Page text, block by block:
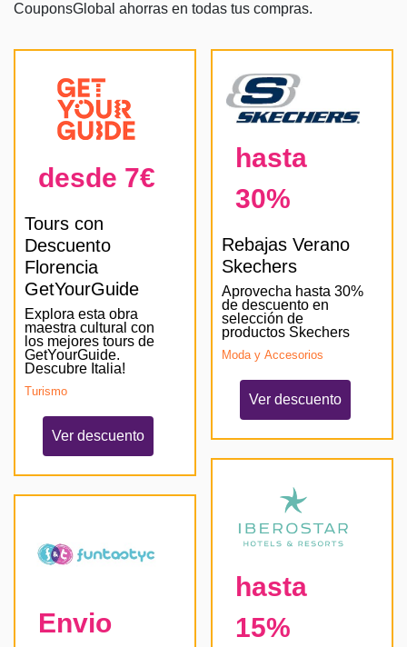
CouponsGlobal ahorras en todas tus compras.
desde 7€
Tours con
Descuento
Florencia
GetYourGuide
Explora esta obra
maestra cultural con
los mejores tours de
GetYourGuide.
Descubre Italia!
Turismo
Ver descuento
Envio
hasta
30%
Rebajas Verano
Skechers
Aprovecha hasta 30%
de descuento en
selección de
productos Skechers
Moda y Accesorios
Ver descuento
hasta
15%